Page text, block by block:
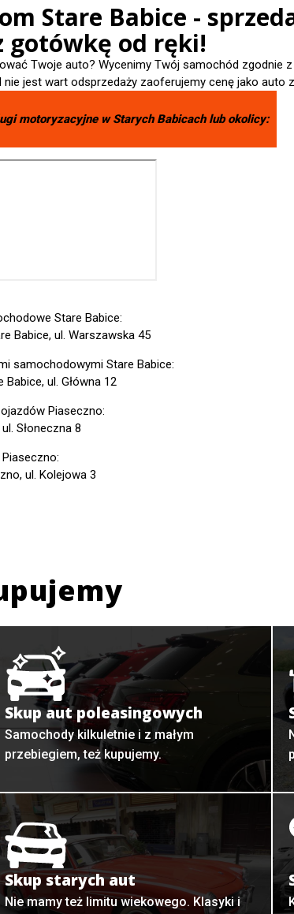
Stare Babice -
gotówkę od ręki!
Twoje auto? Wycenimy Twój samochód zgodnie
jest wart odsprzedaży zaoferujemy cenę jako auto
motoryzacyjne wStarych Babicachlub okolicy:
Stare Babice:
Babice, ul. Warszawska 45
samochodowymi Stare Babice:
ul. Główna 12
Piaseczno:
Słoneczna 8
ul. Kolejowa 3
Skup aut poleasingowych
Samochody kilkuletnie i z małym
przebiegiem, też kupujemy.
Skup starych aut
Nie mamy też limitu wiekowego. Klasyki i